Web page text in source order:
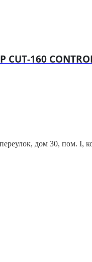
160
дом 30, пом. I,